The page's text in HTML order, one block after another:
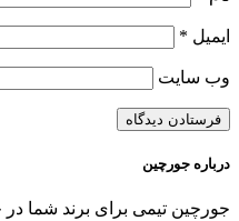
ایمیل *
وب‌ سایت
درباره جورچین
جورچین تیمی برای برند شما در